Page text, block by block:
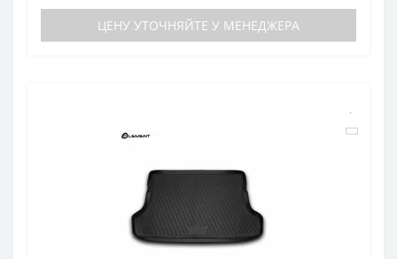
ЦЕНУ УТОЧНЯЙТЕ У МЕНЕДЖЕРА